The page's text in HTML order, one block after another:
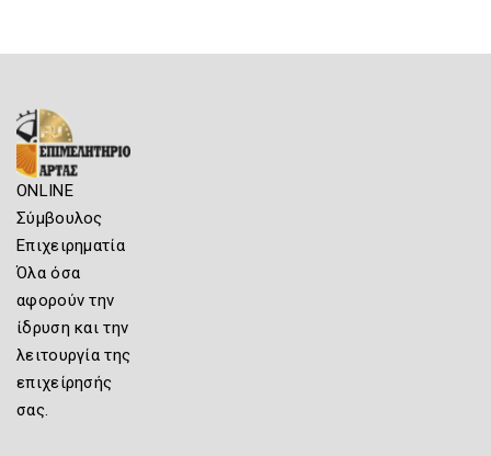
ONLINE
Σύμβουλος
Επιχειρηματία
Όλα όσα
αφορούν την
ίδρυση και την
λειτουργία της
επιχείρησής
σας.